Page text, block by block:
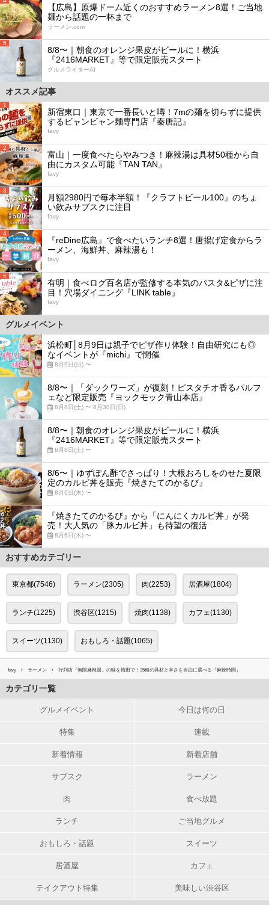
【広島】原爆ドーム近くのおすすめラーメン8選！ご当地
麺から話題の一杯まで
ラーメン.com
5
8/8〜｜朝食のオレンジ果皮がビールに！横浜
『2416MARKET』等で限定販売スタート
グルメライターAI
オススメ記事
1
新宿東口｜東京で一番長いと噂！7mの麺を切らずに提供
するビャンビャン麺専門店『秦唐記』
favy
2
富山｜一度食べたらやみつき！麻辣湯は具材50種から自
由にカスタム可能『TAN TAN』
favy
3
月額2980円で毎本半額！『クラフトビール100』のちょ
い飲みサブスクに注目
favy
4
『reDine広島』で食べたいランチ8選！唐揚げ定食からラ
ーメン、海鮮丼、麻辣湯も！
favy
5
有明｜食べログ百名店が監修する本気のパスタ&ピザに注
目！穴場ダイニング『LINK table』
favy
グルメイベント
浜松町│8月9日は親子でピザ作り体験！自由研究にも◎
なイベントが『michi』で開催
8月9日(日) 〜
8/8〜｜「ダックワーズ」が復刻！ピスタチオ香るパルフ
ェなど限定販売『ヨックモック青山本店』
8月8日(土) 〜 8月30日(日)
8/8〜｜朝食のオレンジ果皮がビールに！横浜
『2416MARKET』等で限定販売スタート
8月8日(土) 〜
8/6〜｜ゆずぽん酢でさっぱり！大根おろしをのせた夏限
定のカルビ丼を販売『焼きたてのかるび』
8月6日(木) 〜
『焼きたてのかるび』から「にんにくカルビ丼」が発
売！大人気の「豚カルビ丼」も待望の復活
8月6日(木) 〜
おすすめカテゴリー
東京都(7546) ラーメン(2305) 肉(2253) 居酒屋(1804)
ランチ(1225) 渋谷区(1215) 焼肉(1138) カフェ(1130)
スイーツ(1130) おもしろ・話題(1065)
favy ラーメン 行列店『無限麻辣湯』の味を梅田で！35種の具材と辛さを自由に選べる『麻辣時間』
カテゴリ一覧
グルメイベント 今日は何の日
特集 連載
新着情報 新着店舗
サブスク ラーメン
肉 食べ放題
ランチ ご当地グルメ
おもしろ・話題 スイーツ
居酒屋 カフェ
テイクアウト特集 美味しい渋谷区